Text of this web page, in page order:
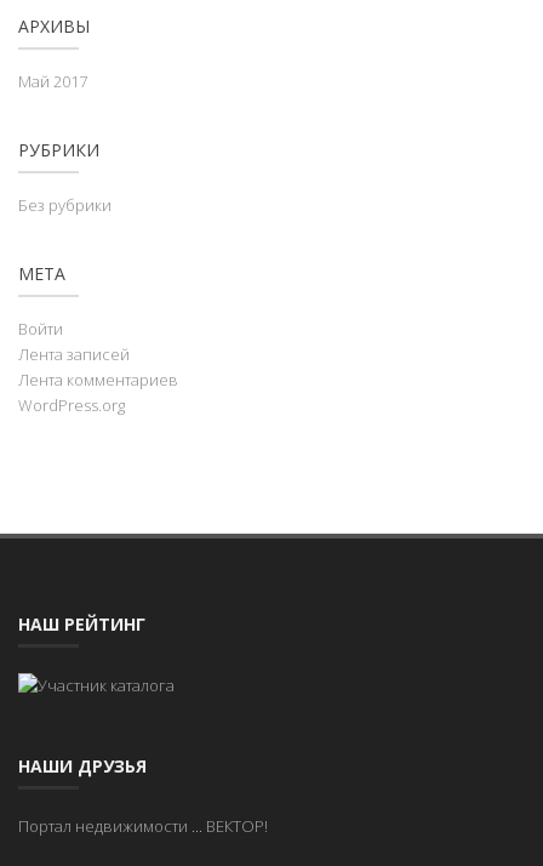
АРХИВЫ
Май 2017
РУБРИКИ
Без рубрики
МЕТА
Войти
Лента записей
Лента комментариев
WordPress.org
НАШ РЕЙТИНГ
НАШИ ДРУЗЬЯ
Портал недвижимости ... ВЕКТОР!